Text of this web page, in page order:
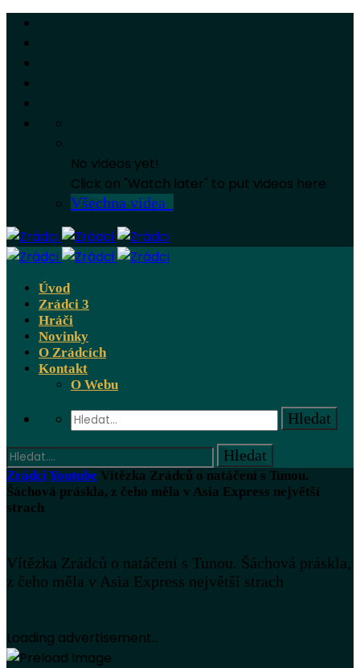
No videos yet!
Click on "Watch later" to put videos here
Všechna videa
Úvod
Zrádci 3
Hráči
Novinky
O Zrádcích
Kontakt
O Webu
ZrádciYoutube Vítězka Zrádců o natáčení s Tunou.
Šáchová práskla, z čeho měla v Asia Express největší
strach
Vítězka Zrádců o natáčení s Tunou. Šáchová práskla,
z čeho měla v Asia Express největší strach
Loading advertisement...